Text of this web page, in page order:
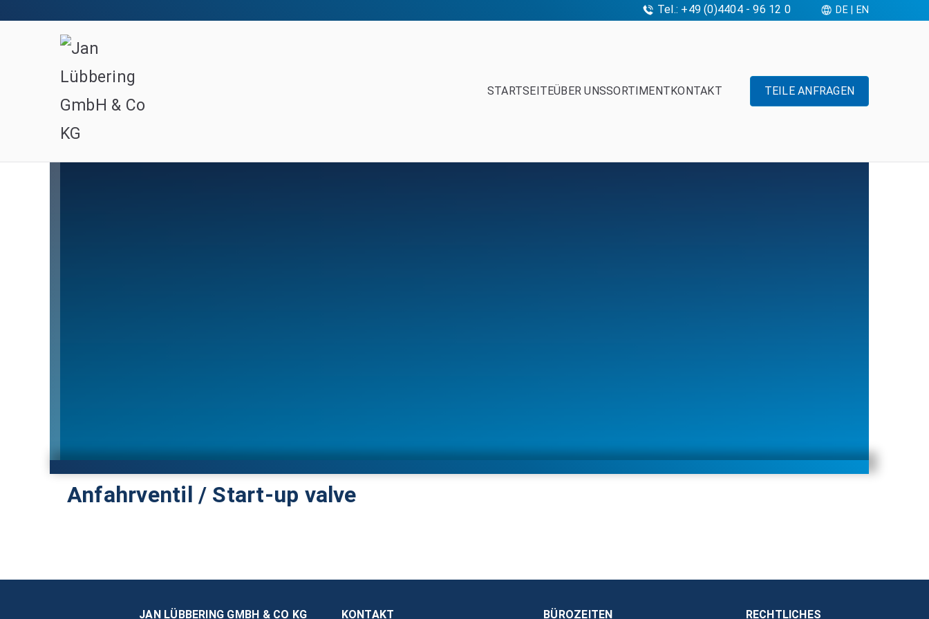
Tel.: +49 (0)4404 - 96 12 0 DE| EN
STARTSEITEÜBER UNSSORTIMENTKONTAKT TEILE ANFRAGEN
Anfahrventil / Start-up valve
JAN LÜBBERING GMBH & CO KG KONTAKT BÜROZEITEN RECHTLICHES